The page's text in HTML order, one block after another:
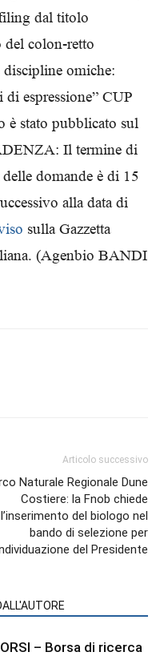
dal titolo
del colon-retto
discipline omiche:
espressione” CUP
stato pubblicato sul
Il termine di
delle domande è di 15
alla data di
sulla Gazzetta
(Agenbio BANDI
Articolo successivo
Naturale Regionale Dune
Costiere: la Fnob chiede
l’inserimento del biologo nel
bando di selezione per
del Presidente
– Borsa di ricerca